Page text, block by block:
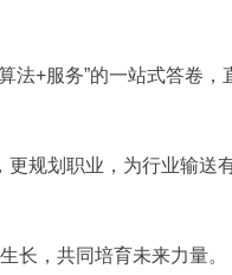
法+服务”的一站式答卷，
规划职业，为行业输送
，共同培育未来力量。